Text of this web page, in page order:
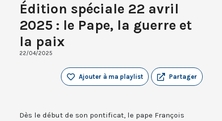
Édition spéciale 22 avril
2025 : le Pape, la guerre et
la paix
22/04/2025
Partager
Ajouter à ma playlist
Dès le début de son pontificat, le pape François